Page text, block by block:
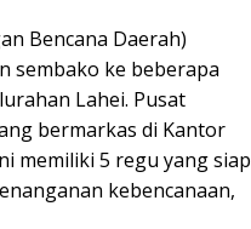
Bencana Daerah)
sembako ke beberapa
Lahei. Pusat
bermarkas di Kantor
memiliki 5 regu yang siap
kebencanaan,